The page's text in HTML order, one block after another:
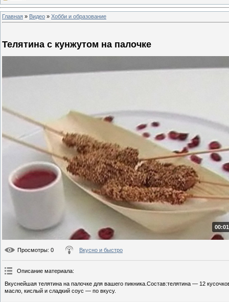
Главная » Видео » Хобби и образование
Телятина с кунжутом на палочке
Просмотры: 0 Вкусно и быстро
Описание материала:
Вкуснейшая телятина на палочке для вашего пикника.Состав:телятина — 12
масло, кислый и сладкий соус — по вкусу.